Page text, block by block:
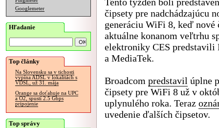
Googlemeter
Hľadanie
Top články
Na Slovensku sa v tichosti
vypína ADSL v lokalitách s
VDSL, už 31. mája
Orange sa doťahuje na UPC
a O2, spustí 2.5 Gbps
pripojenie
Top správy
čipsety pre nadchádzajúcu
generáciu WiFi 8, keď nové
aktuálne konanom veľtrhu
elektroniky CES predstavili
a MediaTek.
Broadcom predstavil úplne
čipsety pre WiFi 8 už v
uplynulého roka. Teraz
uvedenie ďalších čipsetov.